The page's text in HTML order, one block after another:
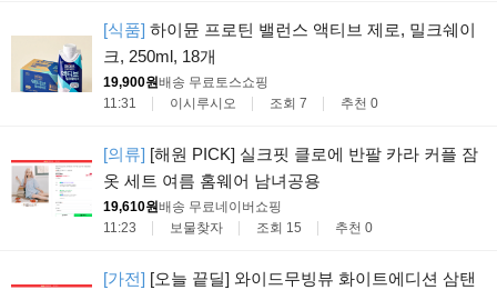
[식품] 하이뮨 프로틴 밸런스 액티브 제로, 밀크쉐이
크, 250ml, 18개
19,900원배송 무료토스쇼핑
11:31
이시루시오 조회 7 추천 0
[의류] [해원 PICK] 실크핏 클로에 반팔 카라 커플 잠
옷 세트 여름 홈웨어 남녀공용
19,610원배송 무료네이버쇼핑
11:23
보물찾자 조회 15 추천 0
[가전] [오늘 끝딜] 와이드무빙뷰 화이트에디션 삼탠